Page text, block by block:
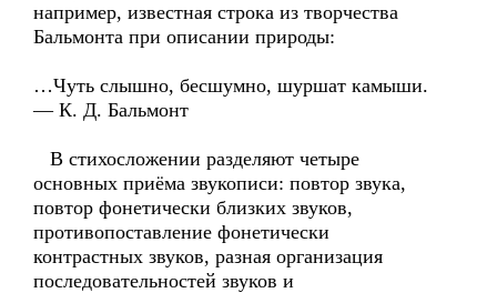
например, известная строка из творчества
Бальмонта при описании природы:
…Чуть слышно, бесшумно, шуршат камыши.
— К. Д. Бальмонт
В стихосложении разделяют четыре
основных приёма звукописи: повтор звука,
повтор фонетически близких звуков,
противопоставление фонетически
контрастных звуков, разная организация
последовательностей звуков и